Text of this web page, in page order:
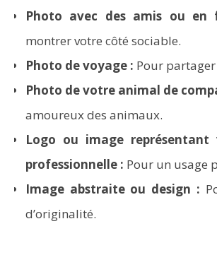
Photo avec des amis ou en
montrer votre côté sociable.
Photo de voyage : Pour
Photo de votre animal de
amoureux des animaux.
Logo ou image
professionnelle : Pour un usage
Image abstraite ou design :
d’originalité.